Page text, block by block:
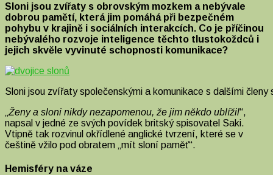
Sloni jsou zvířaty s obrovským mozkem a nebývale
dobrou pamětí, která jim pomáhá při bezpečném
pohybu v krajině i sociálních interakcích. Co je příčinou
nebývalého rozvoje inteligence těchto tlustokoždců i
jejich skvěle vyvinuté schopnosti komunikace?
Sloni jsou zvířaty společenskými a komunikace s dalšími
Ženy a sloni nikdy nezapomenou, že jim někdo ublížil“,
napsal v jedné ze svých povídek britský spisovatel Saki.
Vtipně tak rozvinul okřídlené anglické tvrzení, které se v
češtině vžilo pod obratem „mít sloní paměť“.
Hemisféry na váze